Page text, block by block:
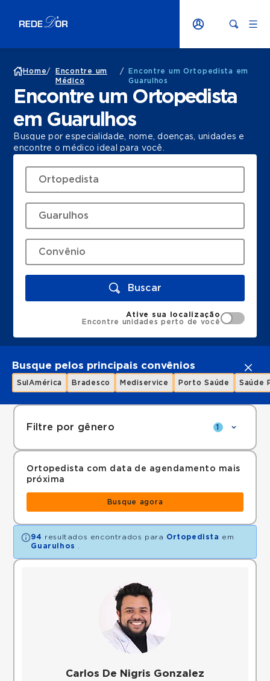
Home/
Encontre um
Médico
/
Encontre um Ortopedista em
Guarulhos
Encontre um Ortopedista
em Guarulhos
Busque por especialidade, nome, doenças, unidades e
encontre o médico ideal para você.
Buscar
Ative sua localização
Encontre unidades perto de você
Busque pelos principais convênios
SulAmérica Bradesco Mediservice Porto Saúde Saúde
Filtre por gênero 1
Ortopedista com data de agendamento mais
próxima
Busque agora
94 resultados encontrados para Ortopedista em
Guarulhos
Carlos De Nigris Gonzalez